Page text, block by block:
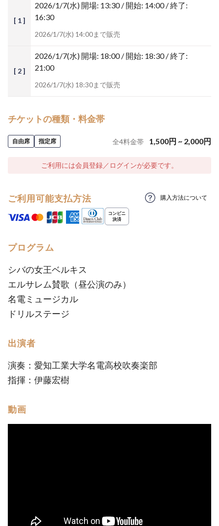
[ 1 ]
2026/1/7(水) 開場: 13:30 / 開始: 14:00 / 終了:
16:30
2026/1/7(水) 14:00まで販売
[ 2 ]
2026/1/7(水) 開場: 18:00 / 開始: 18:30 / 終了:
21:00
2026/1/7(水) 18:30まで販売
チケットの種類・料金帯
自由席 指定席 全4料金帯 1,500円 ~ 2,000円
ご利用には会員登録／ログインが必要です。
ご利用可能支払方法 購入方法について
プログラム
シバの女王ベルキス
エルサレム賛歌（昼公演のみ）
名電ミュージカル
ドリルステージ
出演者
演奏：愛知工業大学名電高校吹奏楽部
指揮：伊藤宏樹
動画